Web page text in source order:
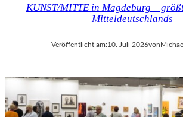
KUNST/MITTE in Magdeburg –
Mitteldeutschlands
Veröffentlicht am:10. Juli 2026von